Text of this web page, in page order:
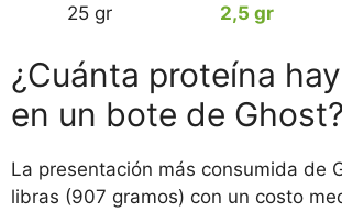
25 gr 2,5 gr
¿Cuánta proteína
en un bote de Ghost?
La presentación más consumida de
libras (907 gramos) con un costo